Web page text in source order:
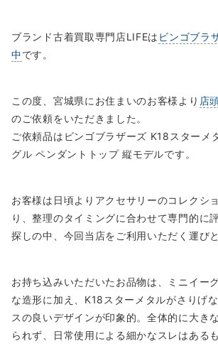
ブランド古着買取専門店LIFEは ビンゴブラ
中です。
この度、宮城県にお住まいのお客様より 店
のご依頼をいただきました。
ご依頼品はビンゴブラザーズ K18スターメ
グル ペンダントトップ 縦モデルです。
お客様は日頃よりアクセサリーのコレクシ
り、整理のタイミングに合わせて専門的に
探しの中、今回当店をご利用いただく運び
お持ち込みいただいたお品物は、ミニイー
な造形に加え、K18スターメタルがさりげ
スの良いデザインが印象的。全体的に大き
られず、日常使用による細かなスレはある